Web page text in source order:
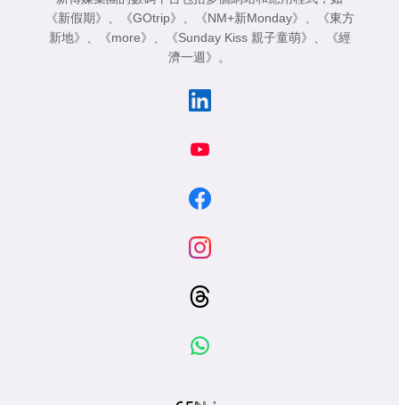
《新假期》 、 《GOtrip》 、 《NM+新Monday》 、
《東方
新地》 、 《more》 、 《Sunday Kiss 親子童萌》 、
《經
濟一週》 。